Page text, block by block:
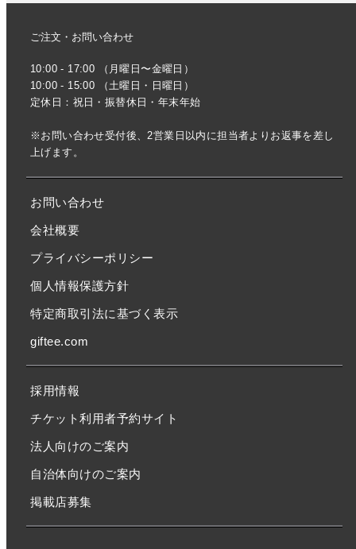
ご注文・お問い合わせ
10:00 - 17:00 （月曜日〜金曜日）
10:00 - 15:00 （土曜日・日曜日）
定休日：祝日・振替休日・年末年始
※お問い合わせ受付後、2営業日以内に担当者よりお返事を差し
上げます。
お問い合わせ
会社概要
プライバシーポリシー
個人情報保護方針
特定商取引法に基づく表示
giftee.com
採用情報
チケット利用者予約サイト
法人向けのご案内
自治体向けのご案内
掲載店募集